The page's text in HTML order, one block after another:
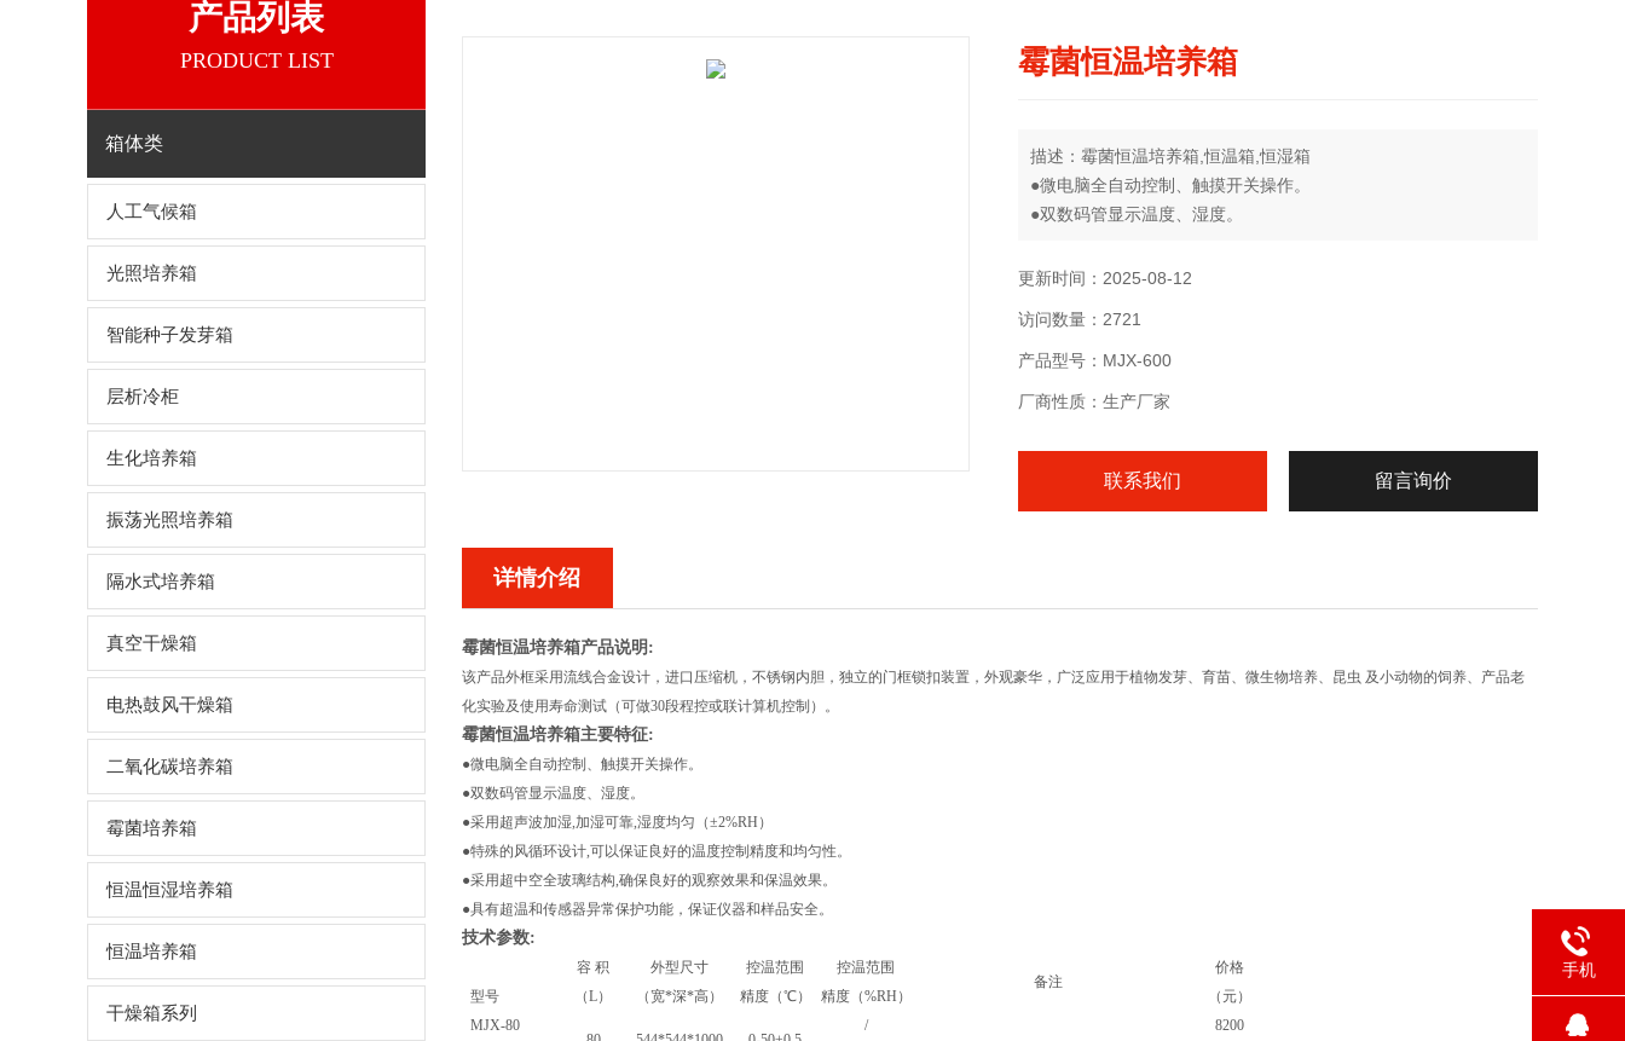
产品列表
PRODUCT LIST
箱体类
人工气候箱
光照培养箱
智能种子发芽箱
层析冷柜
生化培养箱
振荡光照培养箱
隔水式培养箱
真空干燥箱
电热鼓风干燥箱
二氧化碳培养箱
霉菌培养箱
恒温恒湿培养箱
恒温培养箱
干燥箱系列
霉菌恒温培养箱
描述：霉菌恒温培养箱,恒温箱,恒湿箱
●微电脑全自动控制、触摸开关操作。
●双数码管显示温度、湿度。
●特殊的风循环设计,可以保证良好的温度控制精度和均匀性。
●具有超温和传感器异常保护功能，保证仪器和样品安全。
更新时间：2025-08-12
访问数量：2721
产品型号：MJX-600
厂商性质：生产厂家
联系我们 留言询价
详情介绍
霉菌恒温培养箱产品说明:
该产品外框采用流线合金设计，进口压缩机，不锈钢内胆，独立的门框锁扣装置，外观豪华，广泛应用于植物发芽、育苗、微生物培养、昆虫 及小动物的饲养、产品老
化实验及使用寿命测试（可做30段程控或联计算机控制）。
霉菌恒温培养箱主要特征:
●微电脑全自动控制、触摸开关操作。
●双数码管显示温度、湿度。
●采用超声波加湿,加湿可靠,湿度均匀（±2%RH）
●特殊的风循环设计,可以保证良好的温度控制精度和均匀性。
●采用超中空全玻璃结构,确保良好的观察效果和保温效果。
●具有超温和传感器异常保护功能，保证仪器和样品安全。
技术参数:
型号
容 积
（L）
外型尺寸
（宽*深*高）
控温范围
精度（℃）
控温范围
精度（%RH）
备注
价格
（元）
MJX-80
/
8200
手机